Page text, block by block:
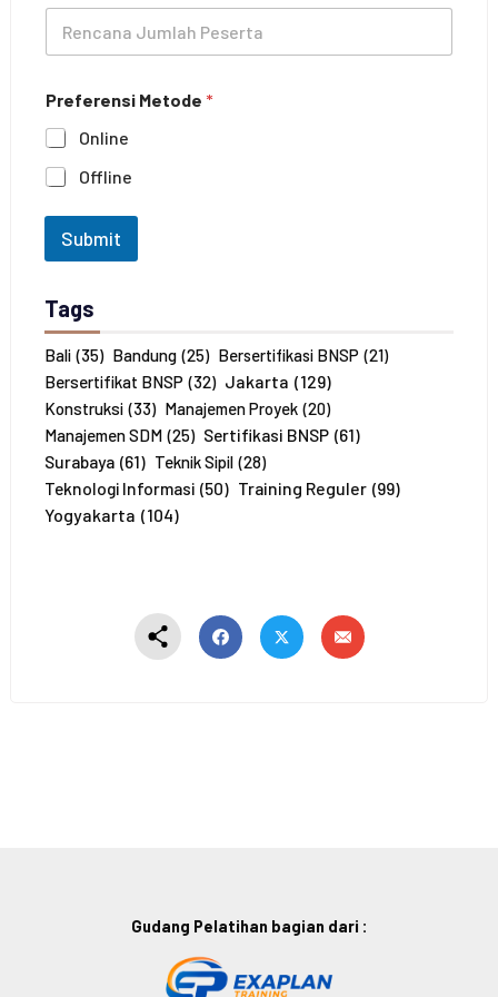
i
a
n
*
R
n
a
a
J
u
e
s
e
r
a
*
Preferensi Metode *
Online
Offline
Submit
Tags
Bali (35) Bandung (25) Bersertifikasi BNSP (21)
Bersertifikat BNSP (32) Jakarta (129)
Konstruksi (33) Manajemen Proyek (20)
Manajemen SDM (25) Sertifikasi BNSP (61)
Surabaya (61) Teknik Sipil (28)
Teknologi Informasi (50) Training Reguler (99)
Yogyakarta (104)
Gudang Pelatihan bagian dari :